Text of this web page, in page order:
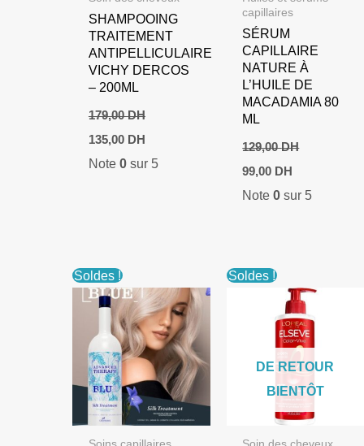
SHAMPOOING
TRAITEMENT
ANTIPELLICULAIRE
VICHY DERCOS
– 200ML
179,00DH
Le
prix
initial
135,00 DHLe
actuel
Note 0sur 5
capillaires
SÉRUM
CAPILLAIRE
NATURE À
L’HUILE DE
MACADAMIA 80
ML
129,00DH
Le
prix
initial
99,00 DH
actuel
Note0 sur 5
Soldes !
Soins capillaires
Soldes !
DE RETOUR
BIENTÔT
Soin des cheveux